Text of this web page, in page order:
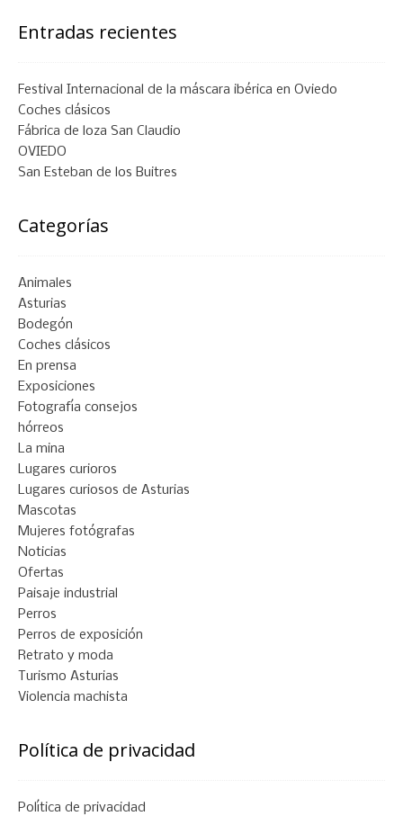
Entradas recientes
Festival Internacional de la máscara ibérica en Oviedo
Coches clásicos
Fábrica de loza San Claudio
OVIEDO
San Esteban de los Buitres
Categorías
Animales
Asturias
Bodegón
Coches clásicos
En prensa
Exposiciones
Fotografía consejos
hórreos
La mina
Lugares curioros
Lugares curiosos de Asturias
Mascotas
Mujeres fotógrafas
Noticias
Ofertas
Paisaje industrial
Perros
Perros de exposición
Retrato y moda
Turismo Asturias
Violencia machista
Política de privacidad
Política de privacidad